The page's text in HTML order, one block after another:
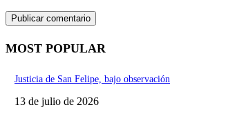
MOST POPULAR
Justicia de San Felipe, bajo observación
13 de julio de 2026